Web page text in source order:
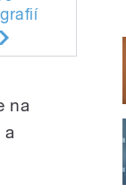
na
a